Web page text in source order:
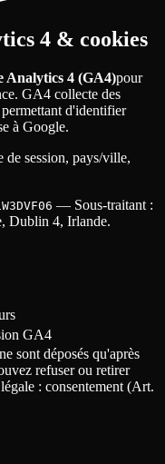
4 & cookies
Analytics 4 (GA4)pour
GA4 collecte des
d'identifier
à Google.
de session, pays/ville,
— Sous-traitant :
Dublin 4, Irlande.
GA4
sont déposés qu'après
refuser ou retirer
: consentement (Art.